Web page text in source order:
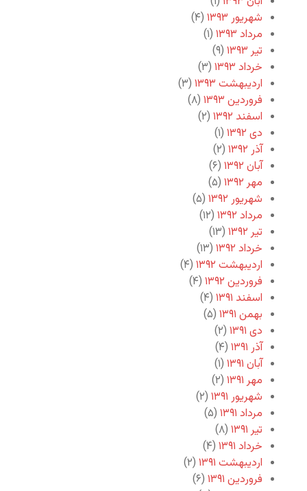
شهریور ۱۳۹۳
(۴)
مرداد ۱۳۹۳
(۱)
تیر ۱۳۹۳
(۹)
خرداد ۱۳۹۳
(۳)
اردیبهشت ۱۳۹۳
(۳)
فروردین ۱۳۹۳
(۸)
اسفند ۱۳۹۲
(۲)
دی ۱۳۹۲
(۱)
آذر ۱۳۹۲
(۲)
آبان ۱۳۹۲
(۶)
مهر ۱۳۹۲
(۵)
شهریور ۱۳۹۲
(۵)
مرداد ۱۳۹۲
(۱۲)
تیر ۱۳۹۲
(۱۳)
خرداد ۱۳۹۲
(۱۳)
اردیبهشت ۱۳۹۲
(۴)
فروردین ۱۳۹۲
(۴)
اسفند ۱۳۹۱
(۴)
بهمن ۱۳۹۱
(۵)
دی ۱۳۹۱
(۲)
آذر ۱۳۹۱
(۴)
آبان ۱۳۹۱
(۱)
مهر ۱۳۹۱
(۲)
شهریور ۱۳۹۱
(۲)
مرداد ۱۳۹۱
(۵)
تیر ۱۳۹۱
(۸)
خرداد ۱۳۹۱
(۴)
اردیبهشت ۱۳۹۱
(۲)
فروردین ۱۳۹۱
(۶)